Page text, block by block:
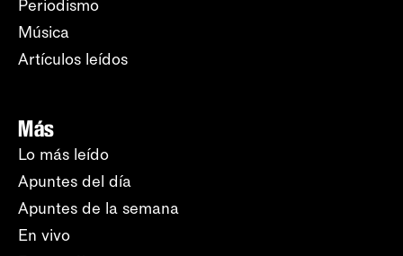
Periodismo
Música
Artículos leídos
Más
Lo más leído
Apuntes del día
Apuntes de la semana
En vivo